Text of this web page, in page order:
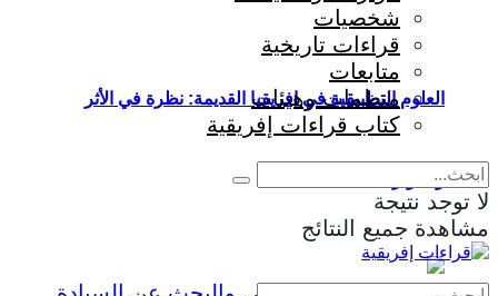
العلوم التطبيقية في إفريقيا القديمة: نظرة في الأثر
والمؤثرات
شخصيات
قراءات تاريخية
متابعات
منظمات وهيئات
كتاب قراءات إفريقية
لا توجد نتيجة
مشاهدة جميع النتائج